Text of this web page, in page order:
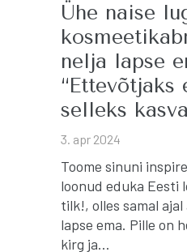
Ühe naise
nelja lapse
“Ettevõtjaks
selleks
3. apr 2024
Toome sinuni
loonud eduka Eesti
tilk!, olles samal
lapse ema. Pille on
kirg ja…